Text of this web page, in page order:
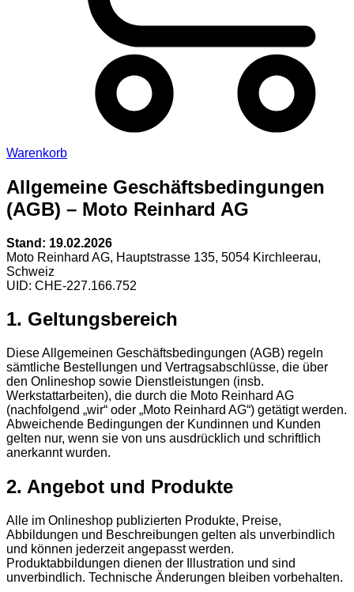
Warenkorb
Allgemeine Geschäftsbedingungen
(AGB) – Moto Reinhard AG
Stand: 19.02.2026
Moto Reinhard AG, Hauptstrasse 135, 5054 Kirchleerau,
Schweiz
UID: CHE-227.166.752
1. Geltungsbereich
Diese Allgemeinen Geschäftsbedingungen (AGB) regeln
sämtliche Bestellungen und Vertragsabschlüsse, die über
den Onlineshop sowie Dienstleistungen (insb.
Werkstattarbeiten), die durch die Moto Reinhard AG
(nachfolgend „wir“ oder „Moto Reinhard AG“) getätigt werden.
Abweichende Bedingungen der Kundinnen und Kunden
gelten nur, wenn sie von uns ausdrücklich und schriftlich
anerkannt wurden.
2. Angebot und Produkte
Alle im Onlineshop publizierten Produkte, Preise,
Abbildungen und Beschreibungen gelten als unverbindlich
und können jederzeit angepasst werden.
Produktabbildungen dienen der Illustration und sind
unverbindlich. Technische Änderungen bleiben vorbehalten.